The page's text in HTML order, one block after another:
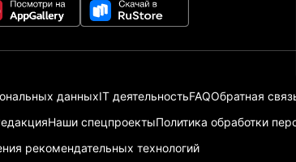
данныхIT деятельностьFAQОбратная
Наши спецпроектыПолитика обработки
рекомендательных технологий